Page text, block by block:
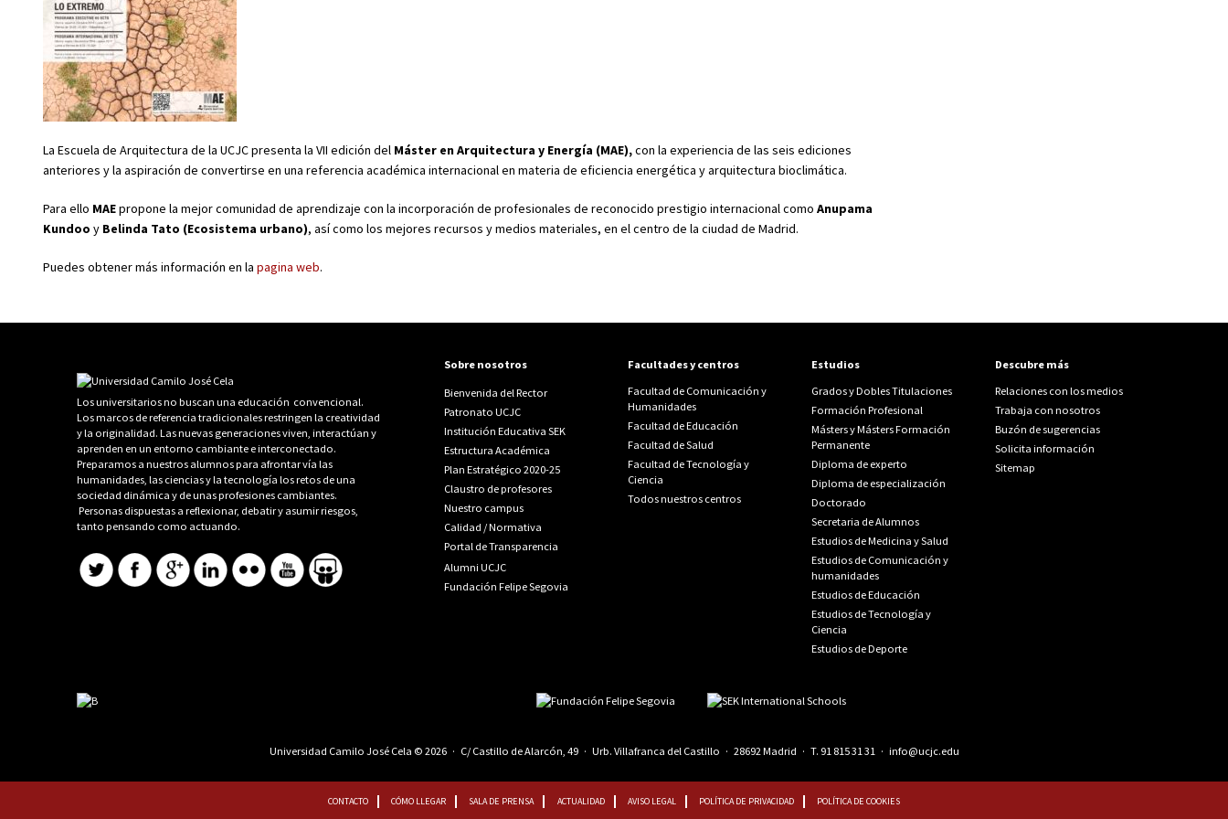
La Escuela de Arquitectura de la UCJC presenta la VII edición del Máster en Arquitectura y Energía (MAE),con la experiencia de las seis ediciones
anteriores y la aspiración de convertirse en una referencia académica internacional en materia de eficiencia energética y arquitectura bioclimática.
Para ello MAEpropone la mejor comunidad de aprendizaje con la incorporación de profesionales de reconocido prestigio internacional como Anupama
Kundoo y Belinda Tato (Ecosistema urbano), así como los mejores recursos y medios materiales, en el centro de la ciudad de Madrid.
Puedes obtener más información en la pagina web.
Los universitarios no buscan una educación convencional.
Los marcos de referencia tradicionales restringen la creatividad
y la originalidad. Las nuevas generaciones viven, interactúan y
aprenden en un entorno cambiante e interconectado.
Preparamos a nuestros alumnos para afrontar vía las
humanidades, las ciencias y la tecnología los retos de una
sociedad dinámica y de unas profesiones cambiantes.
Personas dispuestas a reflexionar, debatir y asumir riesgos,
tanto pensando como actuando.
Sobre nosotros
Bienvenida del Rector
Patronato UCJC
Institución Educativa SEK
Estructura Académica
Plan Estratégico 2020-25
Claustro de profesores
Nuestro campus
Calidad /Normativa
Portal de Transparencia
Alumni UCJC
Fundación Felipe Segovia
Facultades y centros
Facultad de Comunicación y
Humanidades
Facultad de Educación
Facultad de Salud
Facultad de Tecnología y
Ciencia
Todos nuestros centros
Estudios
Grados y Dobles Titulaciones
Formación Profesional
Másters y Másters Formación
Permanente
Diploma de experto
Diploma de especialización
Doctorado
Secretaria de Alumnos
Estudios de Medicina y Salud
Estudios de Comunicación y
humanidades
Estudios de Educación
Estudios de Tecnología y
Ciencia
Estudios de Deporte
Descubre más
Relaciones con los medios
Trabaja con nosotros
Buzón de sugerencias
Solicita información
Sitemap
Universidad Camilo José Cela © 2026 · C/ Castillo de Alarcón, 49 · Urb. Villafranca del Castillo · 28692 Madrid · T. 91 815 31 31 · info@ucjc.edu
CONTACTO CÓMO LLEGAR SALA DE PRENSA ACTUALIDAD AVISO LEGAL POLÍTICA DE PRIVACIDAD POLÍTICA DE COOKIES